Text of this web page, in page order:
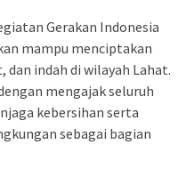
Gerakan Indonesia
mampu menciptakan
indah di wilayah Lahat.
mengajak seluruh
kebersihan serta
sebagai bagian